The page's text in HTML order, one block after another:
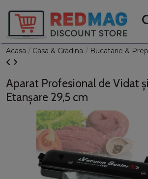
Acasa Casa & Gradina Bucatarie &
Aparat Profesional de Vidat
Etanșare 29,5 cm